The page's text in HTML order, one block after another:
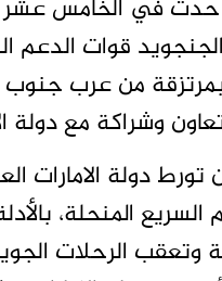
قوات الدعم
من عرب جنوب
وشراكة مع دولة
دولة الامارات
المنحلة،
وتعقب الرحلات